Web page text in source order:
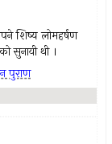
शिष्य लोमहर्षण
सुनायी थी ।
पुराण